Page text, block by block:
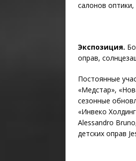
салонов оптики,
Экспозиция.
оправ,
Постоянные
«Медстар»,
сезонные
«Инвеко
Alessandro
детских оправ